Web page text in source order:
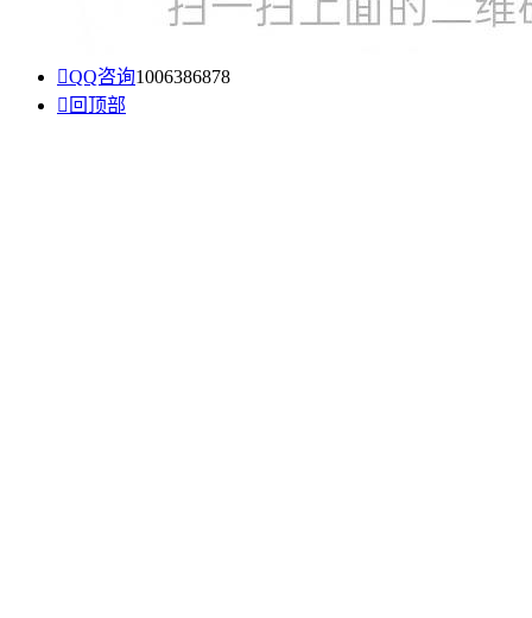
QQ咨询1006386878
 回顶部